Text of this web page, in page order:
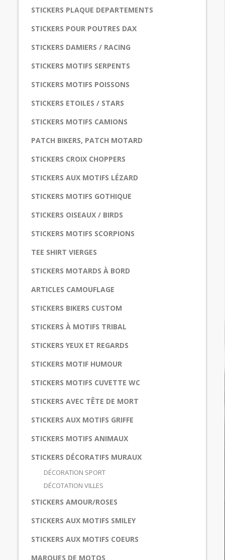
STICKERS PLAQUE DEPARTEMENTS
STICKERS POUR POUTRES DAX
STICKERS DAMIERS / RACING
STICKERS MOTIFS SERPENTS
STICKERS MOTIFS POISSONS
STICKERS ETOILES / STARS
STICKERS MOTIFS CAMIONS
PATCH BIKERS, PATCH MOTARD
STICKERS CROIX CHOPPERS
STICKERS AUX MOTIFS LÉZARD
STICKERS MOTIFS GOTHIQUE
STICKERS OISEAUX / BIRDS
STICKERS MOTIFS SCORPIONS
TEE SHIRT VIERGES
STICKERS MOTARDS À BORD
ARTICLES CAMOUFLAGE
STICKERS BIKERS CUSTOM
STICKERS À MOTIFS TRIBAL
STICKERS YEUX ET REGARDS
STICKERS MOTIF HUMOUR
STICKERS MOTIFS CUVETTE WC
STICKERS AVEC TÊTE DE MORT
STICKERS AUX MOTIFS GRIFFE
STICKERS MOTIFS ANIMAUX
STICKERS DÉCORATIFS MURAUX
DÉCORATION SPORT
DÉCOTATION VILLES
STICKERS AMOUR/ROSES
STICKERS AUX MOTIFS SMILEY
STICKERS AUX MOTIFS COEURS
MARQUES DE MOTOS